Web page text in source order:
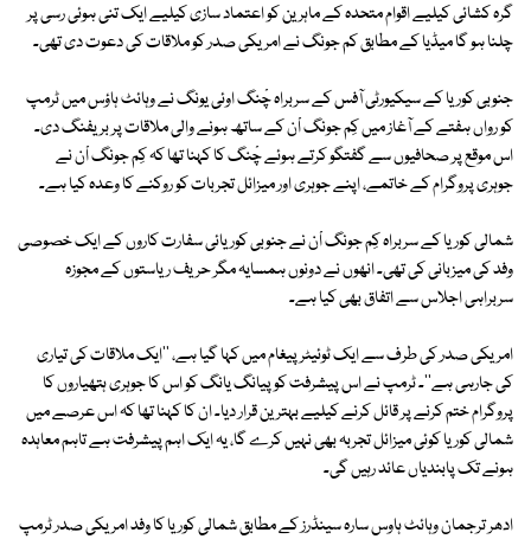
گرہ کشائی کیلیے اقوام متحدہ کے ماہرین کو اعتماد سازی کیلیے ایک تنی ہوئی رسی پر
چلنا ہو گا میڈیا کے مطابق کم جونگ نے امریکی صدر کو ملاقات کی دعوت دی تھی۔
جنوبی کوریا کے سیکیورٹی آفس کے سربراہ چْنگ اوئی یونگ نے وہائٹ ہاؤس میں ٹرمپ
کو رواں ہفتے کے آغاز میں کِم جونگ اْن کے ساتھ ہونے والی ملاقات پر بریفنگ دی۔
اس موقع پر صحافیوں سے گفتگو کرتے ہوئے چْنگ کا کہنا تھا کہ کِم جونگ اْن نے
جوہری پروگرام کے خاتمے، اپنے جوہری اور میزائل تجربات کو روکنے کا وعدہ کیا ہے۔
شمالی کوریا کے سربراہ کِم جونگ اْن نے جنوبی کوریائی سفارت کاروں کے ایک خصوصی
وفد کی میزبانی کی تھی۔ انھوں نے دونوں ہمسایہ مگر حریف ریاستوں کے مجوزہ
سربراہی اجلاس سے اتفاق بھی کیا ہے۔
امریکی صدر کی طرف سے ایک ٹوئیٹر پیغام میں کہا گیا ہے، ''ایک ملاقات کی تیاری
کی جارہی ہے''۔ ٹرمپ نے اس پیشرفت کو پیانگ یانگ کو اس کا جوہری ہتھیاروں کا
پروگرام ختم کرنے پر قائل کرنے کیلیے بہترین قرار دیا۔ ان کا کہنا تھا کہ اس عرصے میں
شمالی کوریا کوئی میزائل تجربہ بھی نہیں کرے گا، یہ ایک اہم پیشرفت ہے تاہم معاہدہ
ہونے تک پابندیاں عائد رہیں گی۔
ادھر ترجمان وہائٹ ہاوس سارہ سینڈرز کے مطابق شمالی کوریا کا وفد امریکی صدر ٹرمپ